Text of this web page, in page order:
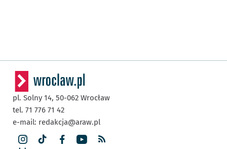
pl. Solny 14, 50-062 Wrocław
tel. 71 776 71 42
e-mail: redakcja@araw.pl